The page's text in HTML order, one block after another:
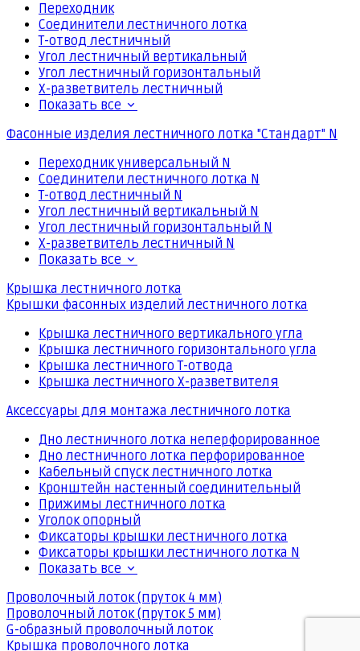
Переходник
Соединители лестничного лотка
Т-отвод лестничный
Угол лестничный вертикальный
Угол лестничный горизонтальный
Х-разветвитель лестничный
Показать все
Фасонные изделия лестничного лотка "Стандарт" N
Переходник универсальный N
Соединители лестничного лотка N
Т-отвод лестничный N
Угол лестничный вертикальный N
Угол лестничный горизонтальный N
Х-разветвитель лестничный N
Показать все
Крышка лестничного лотка
Крышки фасонных изделий лестничного лотка
Крышка лестничного вертикального угла
Крышка лестничного горизонтального угла
Крышка лестничного Т-отвода
Крышка лестничного Х-разветвителя
Аксессуары для монтажа лестничного лотка
Дно лестничного лотка неперфорированное
Дно лестничного лотка перфорированное
Кабельный спуск лестничного лотка
Кронштейн настенный соединительный
Прижимы лестничного лотка
Уголок опорный
Фиксаторы крышки лестничного лотка
Фиксаторы крышки лестничного лотка N
Показать все
Проволочный лоток (пруток 4 мм)
Проволочный лоток (пруток 5 мм)
G-образный проволочный лоток
Крышка проволочного лотка